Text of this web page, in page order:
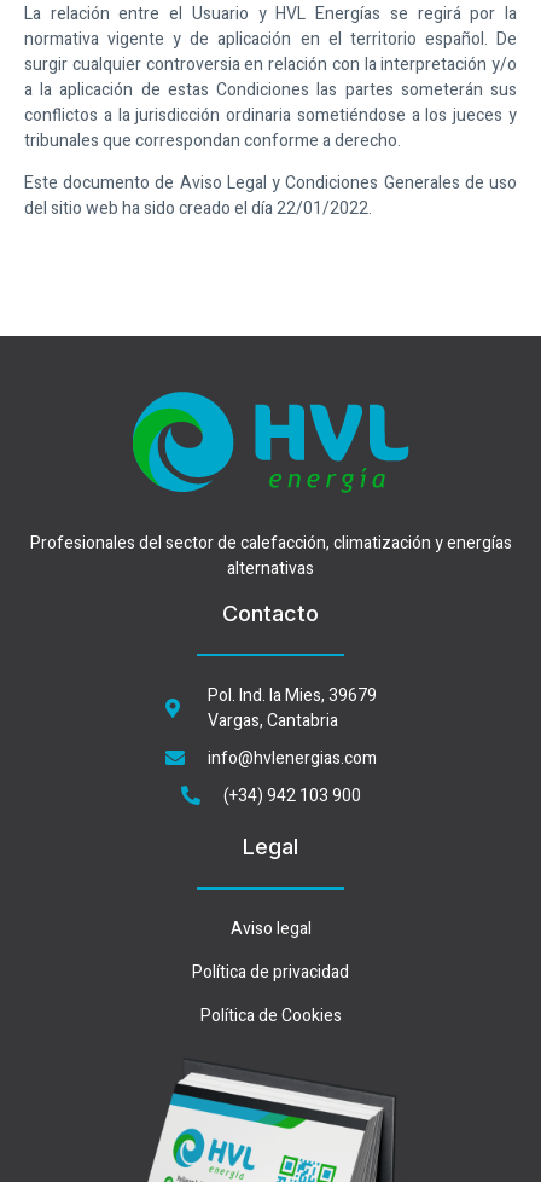
La relación entre el Usuario yHVL Energías se regirá por la
normativa vigente y de aplicación en el territorio español. De
surgir cualquier controversia en relación con la interpretación y/o
a la aplicación de estas Condiciones las partes someterán sus
conflictos a la jurisdicción ordinaria sometiéndose a los jueces y
tribunales que correspondan conforme a derecho.
Este documento de Aviso Legal y Condiciones Generales de uso
del sitio web ha sido creado el día 22/01/2022.
Profesionales del sector de calefacción, climatización y energías
alternativas
Contacto
Pol. Ind. la Mies, 39679
Vargas, Cantabria
info@hvlenergias.com
(+34) 942 103 900
Legal
Aviso legal
Política de privacidad
Política de Cookies